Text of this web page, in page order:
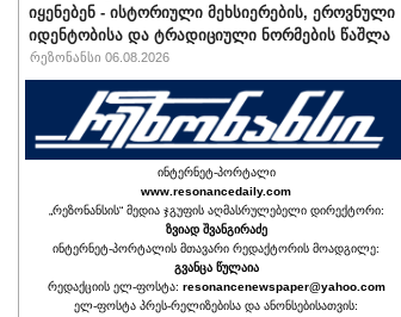
იყენებენ - ისტორიული მეხსიერების, ეროვნული
იდენტობისა და ტრადიციული ნორმების წაშლა
რეზონანსი 06.08.2026
ინტერნეტ-პორტალი
www.resonancedaily.com
„რეზონანსის“ მედია ჯგუფის აღმასრულებელი დირექტორი:
ზვიად შვანგირაძე
ინტერნეტ-პორტალის მთავარი რედაქტორის მოადგილე:
გვანცა წულაია
რედაქციის ელ-ფოსტა: resonancenewspaper@yahoo.com
ელ-ფოსტა პრეს-რელიზებისა და ანონსებისათვის: